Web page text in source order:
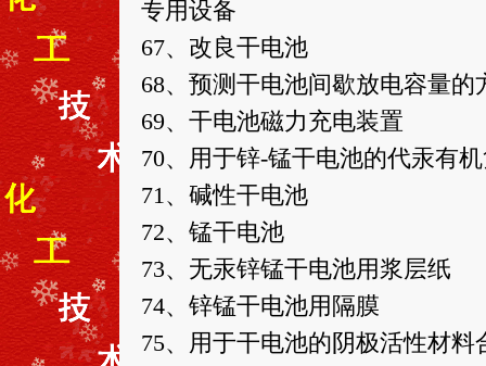
专用设备
67、改良干电池
68、预测干电池间歇放电容量的
69、干电池磁力充电装置
70、用于锌-锰干电池的代汞有
71、碱性干电池
72、锰干电池
73、无汞锌锰干电池用浆层纸
74、锌锰干电池用隔膜
75、用于干电池的阴极活性材